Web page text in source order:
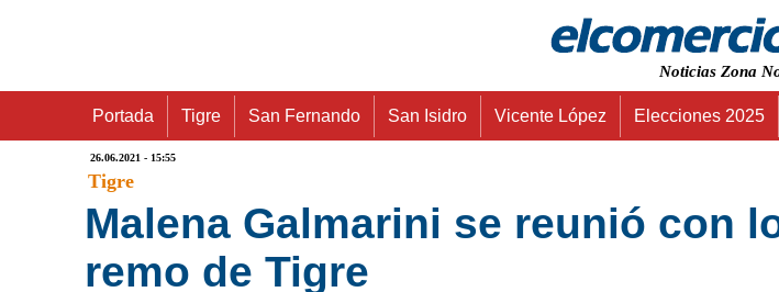
Noticias Zona
Portada Tigre San Fernando San Isidro Vicente López Elecciones 2025
26.06.2021 - 15:55
Tigre
Malena Galmarini se reunió con
remo de Tigre